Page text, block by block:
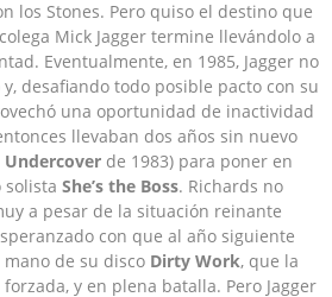
los Stones. Pero quiso el destino que
Mick Jagger termine llevándolo a
Eventualmente, en 1985, Jagger no
desafiando todo posible pacto con su
una oportunidad de inactividad
llevaban dos años sin nuevo
Undercover de 1983) para poner en
solista She’s the Boss. Richards no
a pesar de la situación reinante
con que al año siguiente
de su disco Dirty Work, que la
y en plena batalla. Pero Jagger